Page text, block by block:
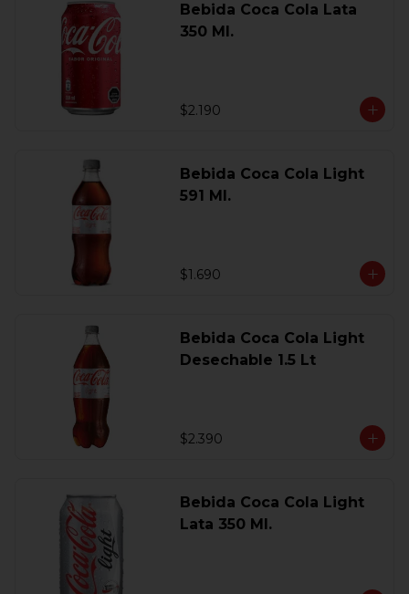
Bebida Coca Cola Lata
350 Ml.
$2.190
Bebida Coca Cola Light
591 Ml.
$1.690
Bebida Coca Cola Light
Desechable 1.5 Lt
$2.390
Bebida Coca Cola Light
Lata 350 Ml.